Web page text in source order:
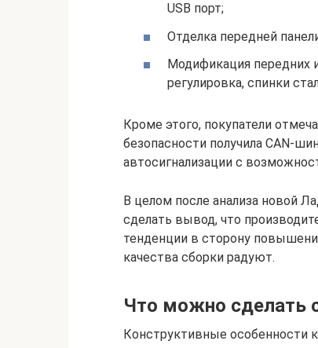
USB порт;
Отделка передней
Модификация передних
регулировка, спинки
Кроме этого, покупатели
безопасности получила CAN-
автосигнализации с
В целом после анализа новой
сделать вывод, что
тенденции в сторону
качества сборки радуют.
Что можно сделать
Конструктивные особенности